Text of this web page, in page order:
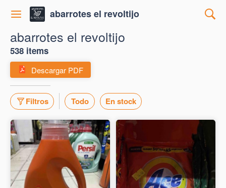
abarrotes el revoltijo
abarrotes el revoltijo
538 items
Descargar PDF
Filtros Todo En stock